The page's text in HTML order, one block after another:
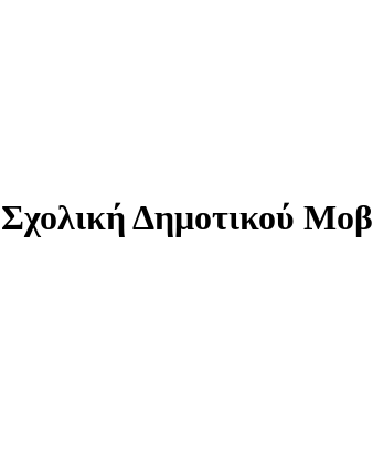
Δημοτικού Μοβ